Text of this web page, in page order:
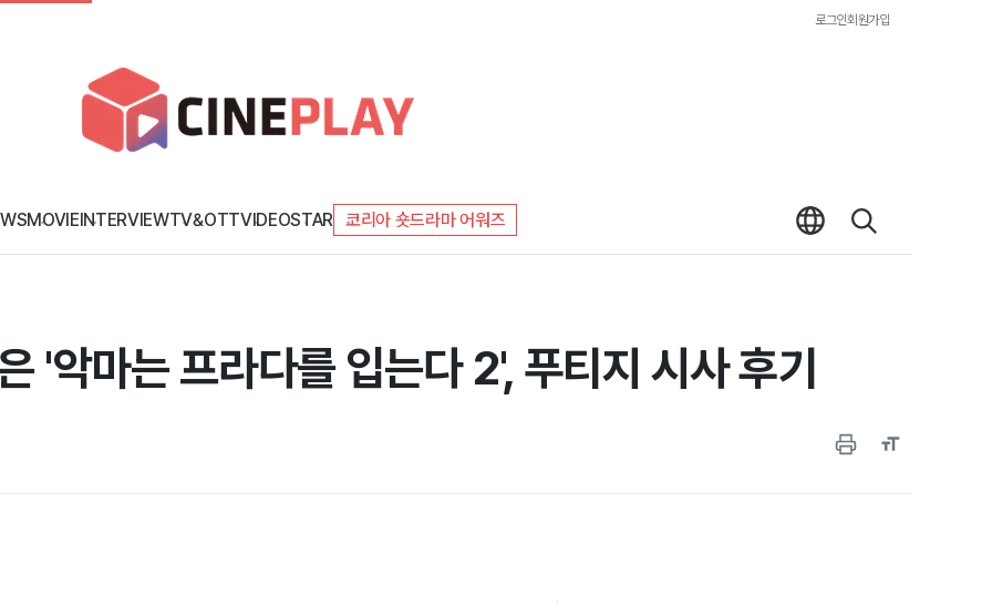
로그인회원가입
MOVIEINTERVIEWTV&OTTVIDEOSTAR 코리아 숏드라마 어워즈
'악마는 프라다를 입는다 2', 푸티지 시사 후기